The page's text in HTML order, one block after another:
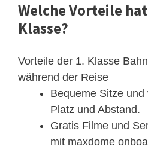
Welche Vorteile
Klasse?
Vorteile der 1. Klasse
während der Reise
Bequeme Sitze und
Platz und Abstand.
Gratis Filme und
mit maxdome